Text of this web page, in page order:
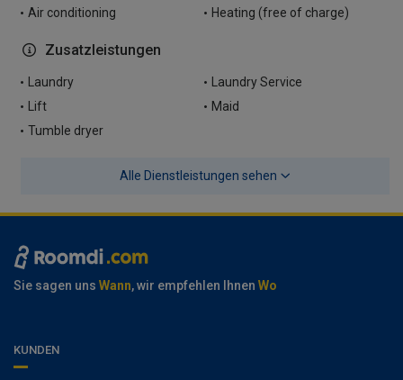
Air conditioning Heating (free of charge)
Zusatzleistungen
Laundry
Laundry Service
Lift
Maid
Tumble dryer
Alle Dienstleistungen sehen
Sie sagen uns Wann, wir empfehlen Ihnen Wo
KUNDEN